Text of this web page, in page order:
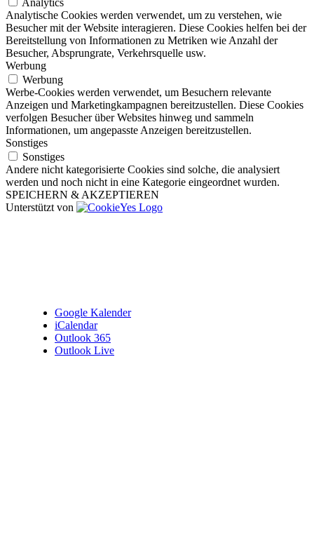
Google Kalender
iCalendar
Outlook 365
Outlook Live
Analytics
Analytische Cookies werden verwendet, um zu verstehen, wie
Besucher mit der Website interagieren. Diese Cookies helfen bei der
Bereitstellung von Informationen zu Metriken wie Anzahl der
Besucher, Absprungrate, Verkehrsquelle usw.
Werbung
Werbung
Werbe-Cookies werden verwendet, um Besuchern relevante
Anzeigen und Marketingkampagnen bereitzustellen. Diese Cookies
verfolgen Besucher über Websites hinweg und sammeln
Informationen, um angepasste Anzeigen bereitzustellen.
Sonstiges
Sonstiges
Andere nicht kategorisierte Cookies sind solche, die analysiert
werden und noch nicht in eine Kategorie eingeordnet wurden.
SPEICHERN & AKZEPTIEREN
Unterstützt von